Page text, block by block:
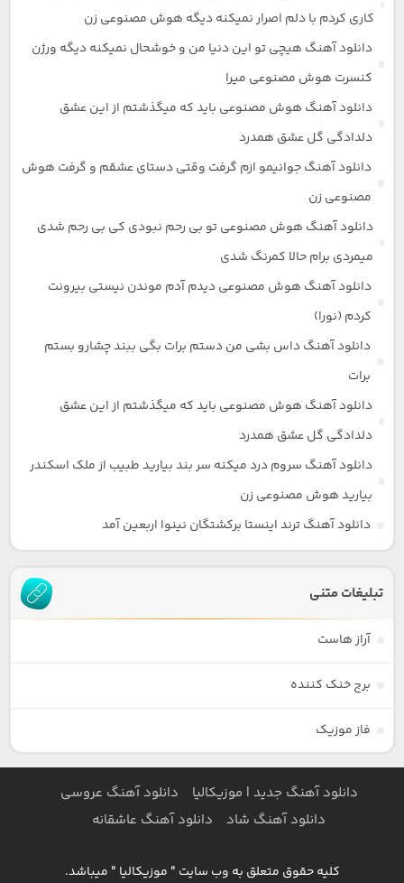
کاری کردم با دلم اصرار نمیکنه دیگه هوش مصنوعی زن
دانلود آهنگ هیچی تو این دنیا من و خوشحال نمیکنه دیگه ورژن
کنسرت هوش مصنوعی میرا
دانلود آهنگ هوش مصنوعی باید که میگذشتم از این عشق
دلدادگی گل عشق همدرد
دانلود آهنگ جوانیمو ازم گرفت وقتی دستای عشقم و گرفت هوش
مصنوعی زن
دانلود آهنگ هوش مصنوعی تو بی رحم نبودی کی بی رحم شدی
میمردی برام حالا کمرنگ شدی
دانلود آهنگ هوش مصنوعی دیدم آدم موندن نیستی بیرونت
کردم (نورا)
دانلود آهنگ داس بشی من دستم برات بگی ببند چشارو بستم
برات
دانلود آهنگ هوش مصنوعی باید که میگذشتم از این عشق
دلدادگی گل عشق همدرد
دانلود آهنگ سروم درد میکنه سر بند بیارید طبیب از ملک اسکندر
بیارید هوش مصنوعی زن
دانلود آهنگ ترند اینستا برکشتگان نینوا اربعین آمد
تبلیغات متنی
آراز هاست
برج خنک کننده
فاز موزیک
دانلود آهنگ جدید | موزیکالیا
دانلود آهنگ عروسی
دانلود آهنگ شاد
دانلود آهنگ عاشقانه
کلیه حقوق متعلق به وب سایت " موزیکالیا " میباشد.